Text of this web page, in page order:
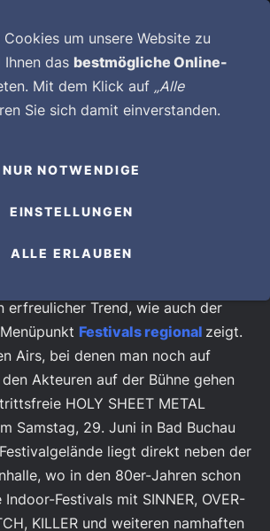
Entgegen der allgemeinen Tendenz
Szene die Zahl der kleinen und
erfreulicher Trend, wie auch der
Festivals regional zeigt.
Airs, bei denen man noch auf
Akteuren auf der Bühne gehen
HOLY SHEET METAL
Samstag, 29. Juni in Bad Buchau
liegt direkt neben der
wo in den 80er-Jahren schon
Festivals mit SINNER, OVER-
KILLER und weiteren namhaften
um unsere Website zu
das bestmögliche Online-
Mit dem Klick auf „Alle
Sie sich damit einverstanden.
NUR NOTWENDIGE
EINSTELLUNGEN
ALLE ERLAUBEN